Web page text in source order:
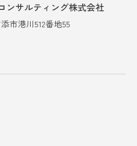
ンサルティング株式会社
市港川512番地55